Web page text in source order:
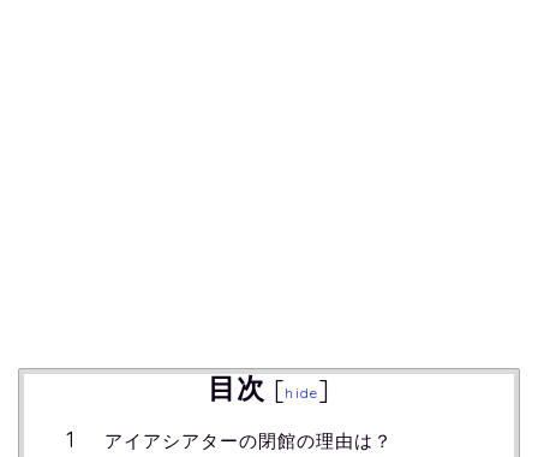
目次 [hide]
アイアシアターの閉館の理由は？